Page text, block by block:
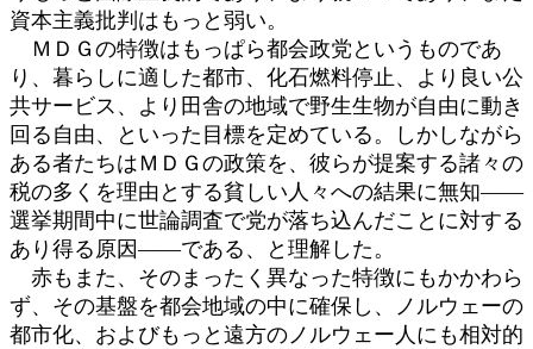
資本主義批判はもっと弱い。
ＭＤＧの特徴はもっぱら都会政党というものであ
り、暮らしに適した都市、化石燃料停止、より良い公
共サービス、より田舎の地域で野生生物が自由に動き
回る自由、といった目標を定めている。しかしながら
ある者たちはＭＤＧの政策を、彼らが提案する諸々の
税の多くを理由とする貧しい人々への結果に無知――
選挙期間中に世論調査で党が落ち込んだことに対する
あり得る原因――である、と理解した。
赤もまた、そのまったく異なった特徴にもかかわら
ず、その基盤を都会地域の中に確保し、ノルウェーの
都市化、およびもっと遠方のノルウェー人にも相対的